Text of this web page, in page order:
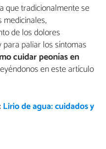
que tradicionalmente se
medicinales,
de los dolores
paliar los síntomas
cuidar peonías en
en este artículo
Lirio de agua: cuidados y